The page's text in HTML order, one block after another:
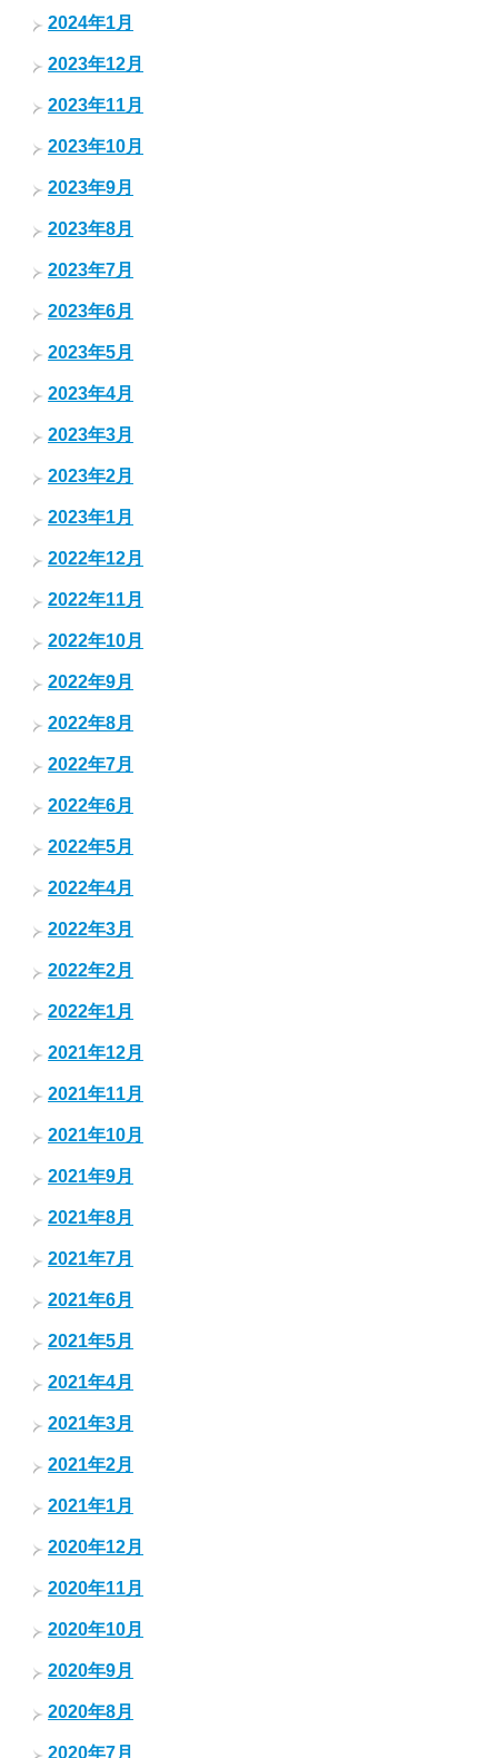
2024年1月
2023年12月
2023年11月
2023年10月
2023年9月
2023年8月
2023年7月
2023年6月
2023年5月
2023年4月
2023年3月
2023年2月
2023年1月
2022年12月
2022年11月
2022年10月
2022年9月
2022年8月
2022年7月
2022年6月
2022年5月
2022年4月
2022年3月
2022年2月
2022年1月
2021年12月
2021年11月
2021年10月
2021年9月
2021年8月
2021年7月
2021年6月
2021年5月
2021年4月
2021年3月
2021年2月
2021年1月
2020年12月
2020年11月
2020年10月
2020年9月
2020年8月
2020年7月